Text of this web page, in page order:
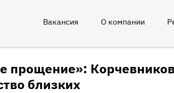
Вакансия О компании
прощение»:
близких